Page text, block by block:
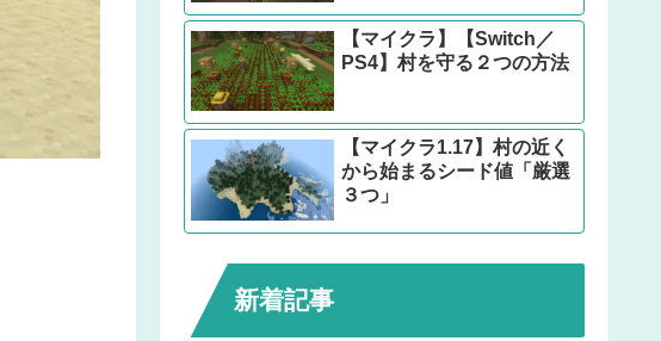
【マイクラ】【Switch／
PS4】村を守る２つの方法
【マイクラ1.17】村の近く
から始まるシード値「厳選
３つ」
新着記事